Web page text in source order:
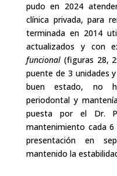
pudo en 2024
clínica privada, para
terminada en 2014
actualizados y con
funcional(figuras 28,
puente de 3 unidades
buen estado, no
periodontal y
puesta por el Dr.
mantenimiento cada
presentación en
mantenido la